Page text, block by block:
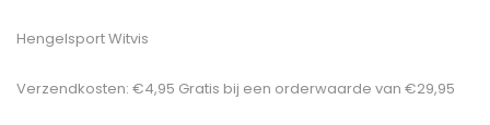
Hengelsport Witvis
Verzendkosten: €4,95 Gratis bij een orderwaarde van €29,95